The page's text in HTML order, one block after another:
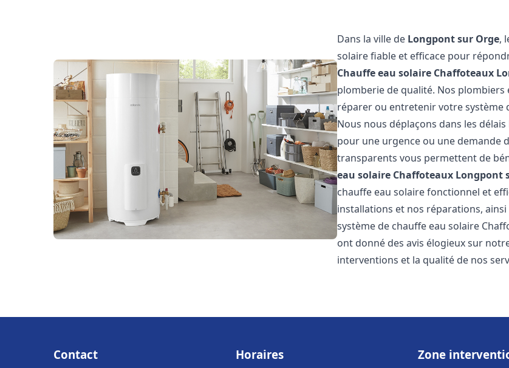
Dans la ville de Longpont sur Orge,
solaire fiable et efficace pour
Chauffe eau solaire Chaffoteaux
plomberie de qualité. Nos
réparer ou entretenir votre système
Nous nous déplaçons dans les
pour une urgence ou une demande
transparents vous permettent de
eau solaire Chaffoteaux Longpont
chauffe eau solaire fonctionnel et
installations et nos réparations,
système de chauffe eau solaire
ont donné des avis élogieux sur
interventions et la qualité de nos
Contact Horaires Zone